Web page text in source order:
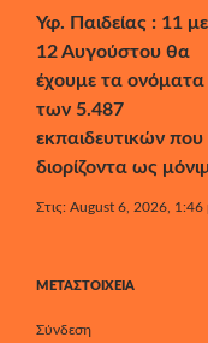
Υφ. Παιδείας : 11 με
12 Αυγούστου θα
έχουμε τα ονόματα
των 5.487
εκπαιδευτικών που
διορίζοντα ως
Στις: August 6, 2026, 1:46
ΜΕΤΑΣΤΟΙΧΕΊΑ
Σύνδεση